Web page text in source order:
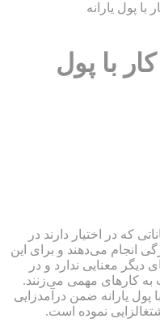
پول یارانه
با پول
که در اختیار دارند در
انجام می‌دهند و برای این
دیگر معنایی ندارد و در
به کارهای مهمی می‌زنند.
پول یارانه ضمن درآمدزایی